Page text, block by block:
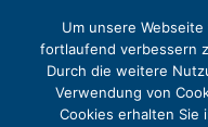
0331 - 240542
info@rapralat-
MENU
Um unsere
fortlaufend verbessern
Durch die weitere
Verwendung von
Cookies erhalten Sie